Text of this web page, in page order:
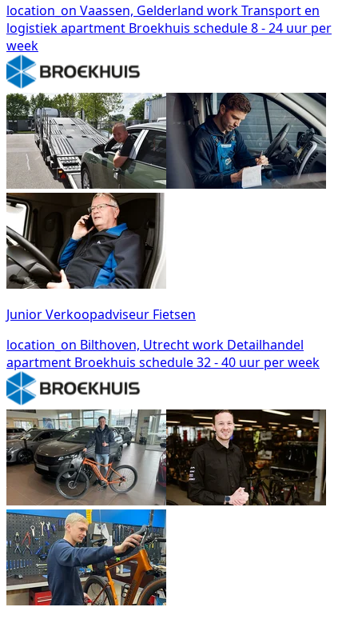
location_on Vaassen, Gelderland workTransport en
logistiekapartment Broekhuis schedule8 - 24 uur per
week
Junior Verkoopadviseur Fietsen
location_on Bilthoven, Utrechtwork Detailhandel
apartment Broekhuis schedule32 - 40 uur per week